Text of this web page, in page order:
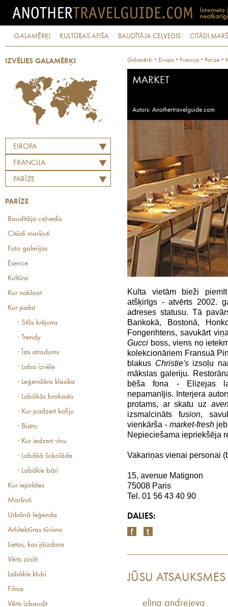
GALAMĒRĶI KULTŪRAS AFIŠA BAUDĪTĀJA CEĻVEDIS CITĀDI
IZVĒLIES GALAMĒRĶI
EIROPA
FRANCIJA
PARĪZE
PARĪZE
Baudītāja ceļvedis
Citādi maršruti
Foto galerijas
Esence
Kultūra
Kur nakšņot
Kur paēst
· Stila krējums
· Trendy
· Īsts atradums
· Laba izvēle
· Leģendāra klasika
· Labākās brokastis
· Kur padzert kafiju
· Bistro
· Kur iedzert vīnu
· Labākā šokolāde
· Labākie bāri
Kur iepirkties
Maršruti
Urbānā leģenda
Arhitektūras tūrisms
Lietas, kas jāizdara
Vērts zināt
Labākie klubi
Filma
Vērts izbaudīt
Galamērķi · Eiropa · Francija · Parīze ·
MARKET
Autors: Anothertravelguide.com
Kulta vietām bieži
atšķirīgs - atvērts 2002.
adreses statusu. Tā
Bankokā, Bostonā,
Fongerihtens, savukārt
Gucci boss, viens no
kolekcionāriem Fransuā
blakus Christie'sizsoļu
mākslas galeriju.
bēša fona - Elizejas
nepamanījis. Interjera
protams, ar skatu uz
izsmalcināts fusion,
vienkārša - market-freshjeb
Nepieciešama iepriekšēja
Vakariņas vienai personai
15, avenue Matignon
75008 Paris
Tel. 01 56 43 40 90
DALIES:
JŪSU ATSAUKSMES
elina andrejeva